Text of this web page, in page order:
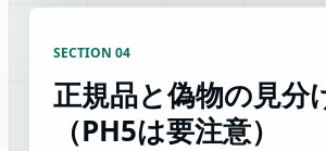
SECTION 04
正規品と偽物の見分
（PH5は要注意）